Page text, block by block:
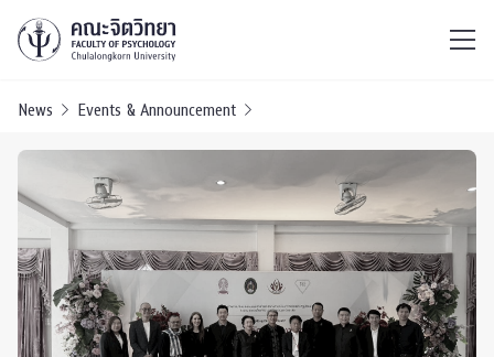
News Events & Announcement